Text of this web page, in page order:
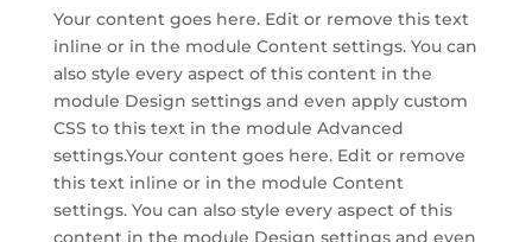
Your content goes here. Edit or remove this text
inline or in the module Content settings. You can
also style every aspect of this content in the
module Design settings and even apply custom
CSS to this text in the module Advanced
settings.Your content goes here. Edit or remove
this text inline or in the module Content
settings. You can also style every aspect of this
content in the module Design settings and even